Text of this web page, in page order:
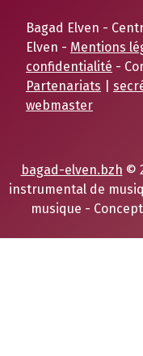
Bagad Elven -
Elven - Mentions
confidentialité -
Partenariats
webmaster
bagad-elven.bzh ©
instrumental de
musique -